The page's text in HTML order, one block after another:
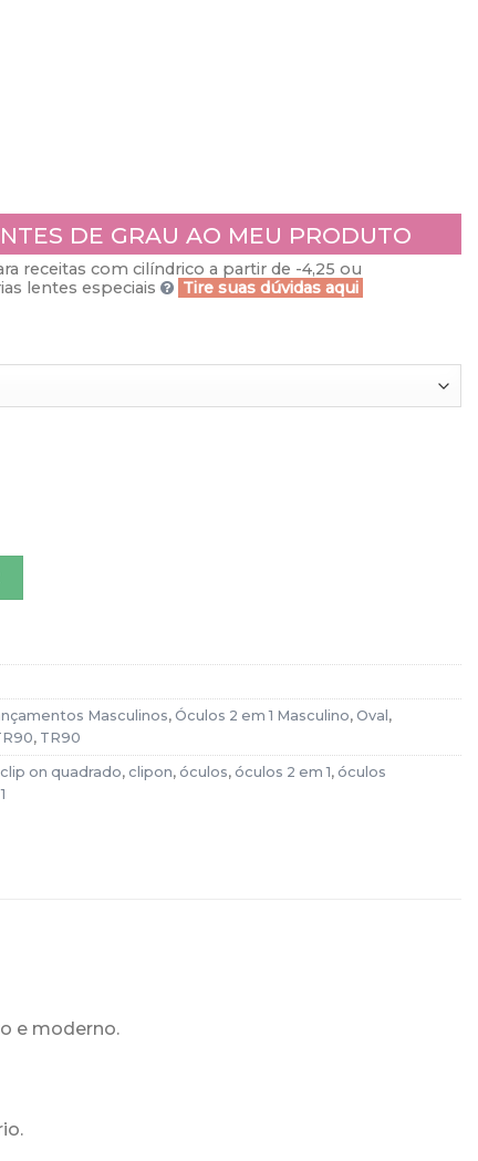
DE GRAU AO MEU PRODUTO
receitas com cilíndrico a partir de -4,25 ou
lentes especiais
Tire suas dúvidas aqui
Quadrado Azul Henry quantidade
Masculinos, Óculos 2 em 1 Masculino, Oval ,
, TR90
clip on quadrado, clipon, óculos, óculos 2 em 1, óculos
e moderno.